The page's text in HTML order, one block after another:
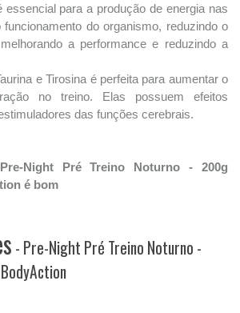
essencial para a produção de energia nas
do organismo, reduzindo o
a performance e reduzindo a
e Tirosina é perfeita para aumentar o
no treino. Elas possuem efeitos
das funções cerebrais.
Night Pré Treino Noturno - 200g
é bom
- Pre-Night Pré Treino Noturno -